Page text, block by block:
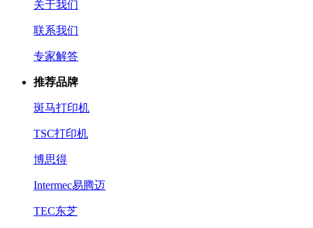
关于我们
联系我们
专家解答
推荐品牌
斑马打印机
TSC打印机
博思得
Intermec易腾迈
TEC东芝